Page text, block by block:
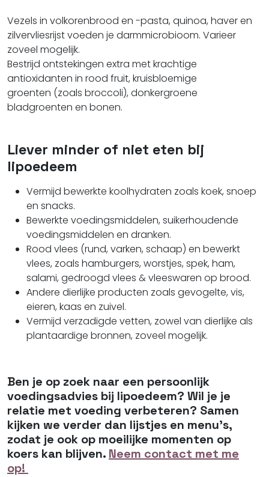
Vezels in volkorenbrood en -pasta, quinoa, haver en
zilvervliesrijst voeden je darmmicrobioom. Varieer
zoveel mogelijk.
Bestrijd ontstekingen extra met krachtige
antioxidanten in rood fruit, kruisbloemige
groenten (zoals broccoli), donkergroene
bladgroenten en bonen.
Liever minder of niet eten bij
lipoedeem
Vermijd bewerkte koolhydraten zoals koek, snoep
en snacks.
Bewerkte voedingsmiddelen, suikerhoudende
voedingsmiddelen en dranken.
Rood vlees (rund, varken, schaap) en bewerkt
vlees, zoals hamburgers, worstjes, spek, ham,
salami, gedroogd vlees & vleeswaren op brood.
Andere dierlijke producten zoals gevogelte, vis,
eieren, kaas en zuivel.
Vermijd verzadigde vetten, zowel van dierlijke als
plantaardige bronnen, zoveel mogelijk.
Ben je op zoek naar een persoonlijk
voedingsadvies bij lipoedeem? Wil je je
relatie met voeding verbeteren? Samen
kijken we verder dan lijstjes en menu's,
zodat je ook op moeilijke momenten op
koers kan blijven. Neem contact met me
op!